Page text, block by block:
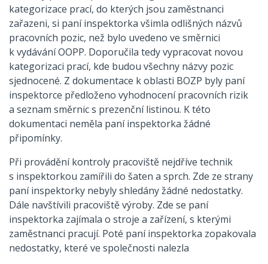
kategorizace prací, do kterých jsou zaměstnanci
zařazeni, si paní inspektorka všimla odlišných názvů
pracovních pozic, než bylo uvedeno ve směrnici
k vydávání OOPP. Doporučila tedy vypracovat novou
kategorizaci prací, kde budou všechny názvy pozic
sjednocené. Z dokumentace k oblasti BOZP byly paní
inspektorce předloženo vyhodnocení pracovních rizik
a seznam směrnic s prezenční listinou. K této
dokumentaci neměla paní inspektorka žádné
připomínky.
Při provádění kontroly pracoviště nejdříve technik
s inspektorkou zamířili do šaten a sprch. Zde ze strany
paní inspektorky nebyly shledány žádné nedostatky.
Dále navštívili pracoviště výroby. Zde se paní
inspektorka zajímala o stroje a zařízení, s kterými
zaměstnanci pracují. Poté paní inspektorka zopakovala
nedostatky, které ve společnosti nalezla